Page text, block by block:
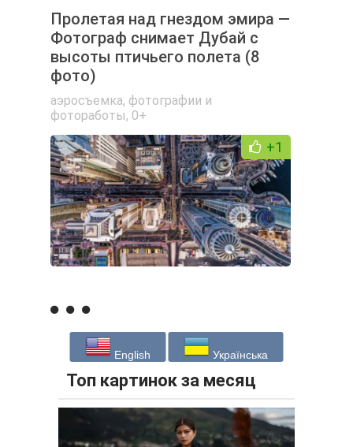
Пролетая над гнездом эмира —
Фотограф снимает Дубай с
высоты птичьего полета (8
фото)
аэросъемка, фотографии и
фотоработы, 0+
+1
English Українська
Топ картинок за месяц